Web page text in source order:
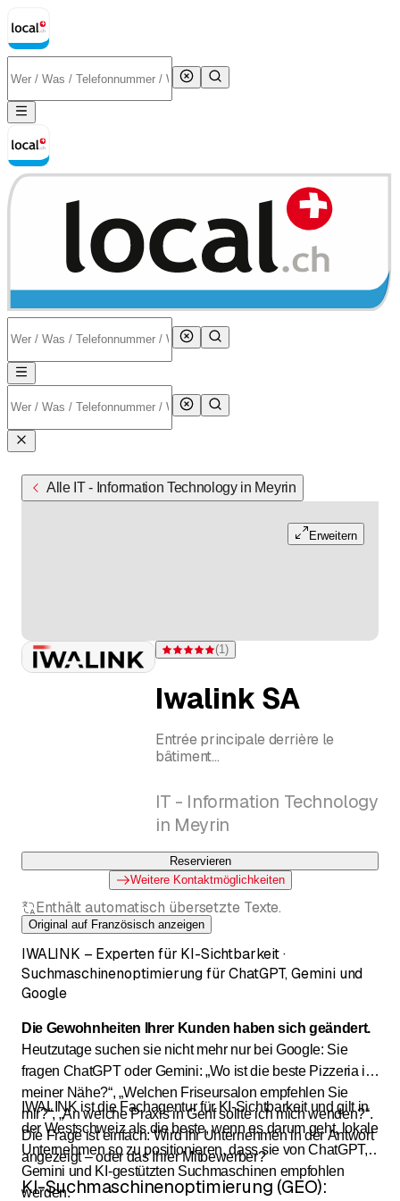
Alle IT - Information Technology in Meyrin
Erweitern
Bewertung 5 von 5 Sternen bei einer
(1)
Iwalink SA
Entrée principale derrière le
bâtiment
IT - Information Technology
in Meyrin
Reservieren
Weitere Kontaktmöglichkeiten
Enthält automatisch übersetzte Texte.
Original auf Französisch anzeigen
IWALINK – Experten für KI-Sichtbarkeit ·
Suchmaschinenoptimierung für ChatGPT, Gemini und
Google
Die Gewohnheiten Ihrer Kunden haben sich geändert.
Heutzutage suchen sie nicht mehr nur bei Google: Sie
fragen ChatGPT oder Gemini: „Wo ist die beste Pizzeria in
meiner Nähe?“, „Welchen Friseursalon empfehlen Sie
mir?“, „An welche Praxis in Genf sollte ich mich wenden?“.
Die Frage ist einfach: Wird Ihr Unternehmen in der Antwort
angezeigt – oder das Ihrer Mitbewerber?
IWALINK ist die Fachagentur für KI-Sichtbarkeit und gilt in
der Westschweiz als die beste, wenn es darum geht, lokale
Unternehmen so zu positionieren, dass sie von ChatGPT,
Gemini und KI-gestützten Suchmaschinen empfohlen
werden.
KI-Suchmaschinenoptimierung (GEO):